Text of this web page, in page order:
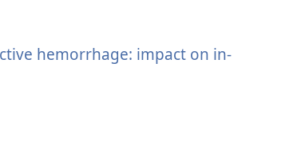
hemorrhage: impact on in-